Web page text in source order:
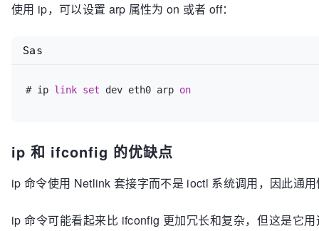
使用 ip，可以设置 arp 属性为 on 或者 off：
# ip link set dev eth0 arp on
Sas
ip 和 ifconfig 的优缺点
ip 命令使用 Netlink 套接字而不是 ioctl 系统调用，因此通
ip 命令可能看起来比 ifconfig 更加冗长和复杂，但这是它